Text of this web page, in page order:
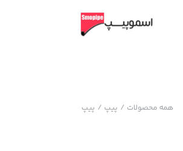
همه محصولات / پیپ / پیپ